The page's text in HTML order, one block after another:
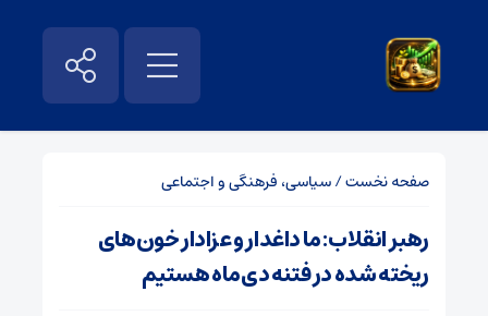
صفحه نخست/سیاسی، فرهنگی و اجتماعی
رهبر انقلاب: ما داغدار و عزادار خون‌های
ریخته شده در فتنه دی‌ماه هستیم